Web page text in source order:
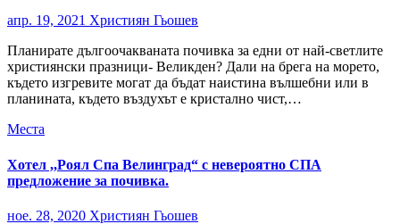
апр. 19, 2021 Християн Гьошев
Планирате дългоочакваната почивка за едни от най-светлите
християнски празници- Великден? Дали на брега на морето,
където изгревите могат да бъдат наистина вълшебни или в
планината, където въздухът е кристално чист,…
Места
Хотел ,,Роял Спа Велинград“ с невероятно СПА
предложение за почивка.
ное. 28, 2020 Християн Гьошев